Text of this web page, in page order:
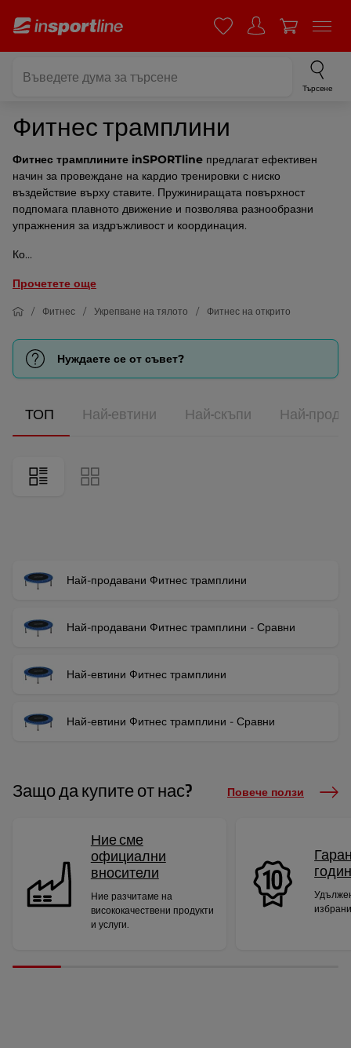
Търсене
Фитнес трамплини
Фитнес трамплините inSPORTline предлагат ефективен
начин за провеждане на кардио тренировки с ниско
въздействие върху ставите. Пружиниращата повърхност
подпомага плавното движение и позволява разнообразни
упражнения за издръжливост и координация.
Ко...
Прочетете още
Фитнес Укрепване на тялото Фитнес на открито
Нуждаете се от съвет?
ТОП Най-евтини Най-скъпи Най-
Най-продавани Фитнес трамплини
Най-продавани Фитнес трамплини - Сравни
Най-евтини Фитнес трамплини
Най-евтини Фитнес трамплини - Сравни
Защо да купите от нас? Повече ползи
Ние сме
официални
вносители
Ние разчитаме на
висококачествени продукти
и услуги.